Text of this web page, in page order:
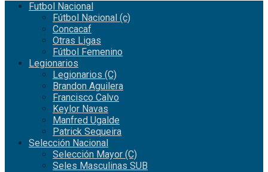
Futbol Nacional
Fútbol Nacional (c)
Concacaf
Otras Ligas
Fútbol Femenino
Legionarios
Legionarios (C)
Brandon Aguilera
Francisco Calvo
Keylor Navas
Manfred Ugalde
Patrick Sequeira
Selección Nacional
Selección Mayor (C)
Seles Masculinas SUB